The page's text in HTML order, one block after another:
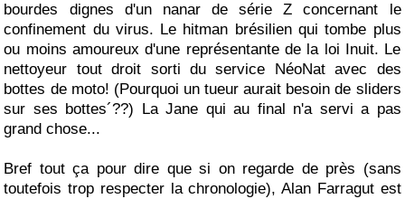
bourdes dignes d'un nanar de série Z concernant le
confinement du virus. Le hitman brésilien qui tombe plus
ou moins amoureux d'une représentante de la loi Inuit. Le
nettoyeur tout droit sorti du service NéoNat avec des
bottes de moto! (Pourquoi un tueur aurait besoin de sliders
sur ses bottes´??) La Jane qui au final n'a servi a pas
grand chose...
Bref tout ça pour dire que si on regarde de près (sans
toutefois trop respecter la chronologie), Alan Farragut est